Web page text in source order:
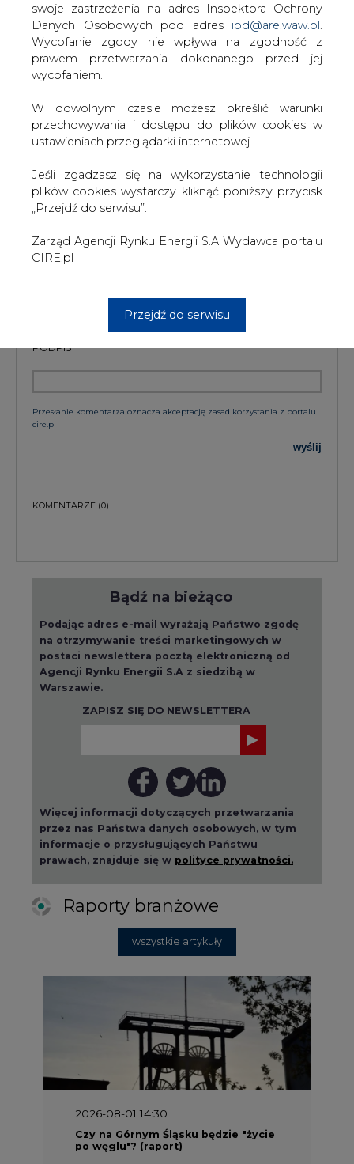
swoje zastrzeżenia na adres Inspektora Ochrony
Danych Osobowych pod adres iod@are.waw.pl
Wycofanie zgody nie wpływa na zgodność z
prawem przetwarzania dokonanego przed jej
wycofaniem.
W dowolnym czasie możesz określić warunki
przechowywania i dostępu do plików cookies w
ustawieniach przeglądarki internetowej.
Jeśli zgadzasz się na wykorzystanie technologii
plików cookies wystarczy kliknąć poniższy przycisk
„Przejdź do serwisu”.
Zarząd Agencji Rynku Energii S.A Wydawca portalu
CIRE.pl
Przejdź do serwisu
#INFRASTRUKTURA
TECHNICZNA #Materiały problemowe
Artykuł powstał bez wsparcia narzędzi sztucznej inteligencji.
KOMENTARZE
TREŚĆ KOMENTARZA
PODPIS
Przesłanie komentarza oznacza akceptację zasad korzystania z portalu
cire.pl
wyślij
KOMENTARZE (0)
Bądź na bieżąco
Podając adres e-mail wyrażają Państwo zgodę
na otrzymywanie treści marketingowych w
postaci newslettera pocztą elektroniczną od
Agencji Rynku Energii S.A z siedzibą w
Warszawie.
ZAPISZ SIĘ DO NEWSLETTERA
Więcej informacji dotyczących przetwarzania
przez nas Państwa danych osobowych, w tym
informacje o przysługujących Państwu
prawach, znajduje się w polityce prywatności.
Raporty branżowe
wszystkie artykuły
2026-08-01 14:30
Czy na Górnym Śląsku będzie "życie
po węglu"? (raport)